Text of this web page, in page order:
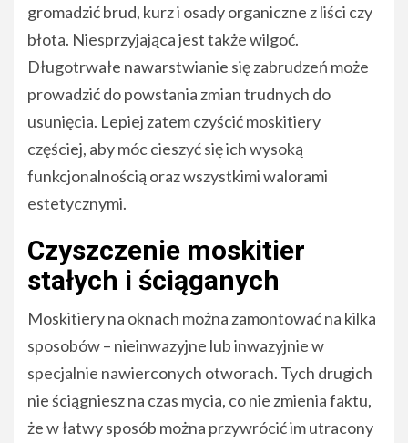
gromadzić brud, kurz i osady organiczne z liści czy
błota. Niesprzyjająca jest także wilgoć.
Długotrwałe nawarstwianie się zabrudzeń może
prowadzić do powstania zmian trudnych do
usunięcia. Lepiej zatem czyścić moskitiery
częściej, aby móc cieszyć się ich wysoką
funkcjonalnością oraz wszystkimi walorami
estetycznymi.
Czyszczenie moskitier
stałych i ściąganych
Moskitiery na oknach można zamontować na kilka
sposobów – nieinwazyjne lub inwazyjnie w
specjalnie nawierconych otworach. Tych drugich
nie ściągniesz na czas mycia, co nie zmienia faktu,
że w łatwy sposób można przywrócić im utracony